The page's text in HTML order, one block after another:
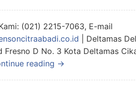
(021) 2215-7063, E-mail
| Deltamas
Fresno D No. 3 Kota Deltamas
reading →